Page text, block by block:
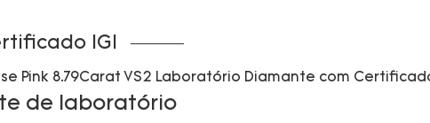
IGI
de laboratório